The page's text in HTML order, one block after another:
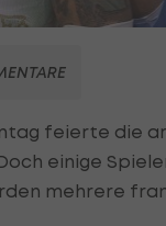
feierte die
einige
mehrere